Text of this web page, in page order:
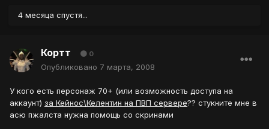
4 месяца спустя...
Кортт 0
Опубликовано 7 марта, 2008
У кого есть персонаж 70+ (или возможность доступа на
аккаунт) за Кейнос\Келентин на ПВП сервере?? стукните мне в
асю пжалста нужна помощь со скринами